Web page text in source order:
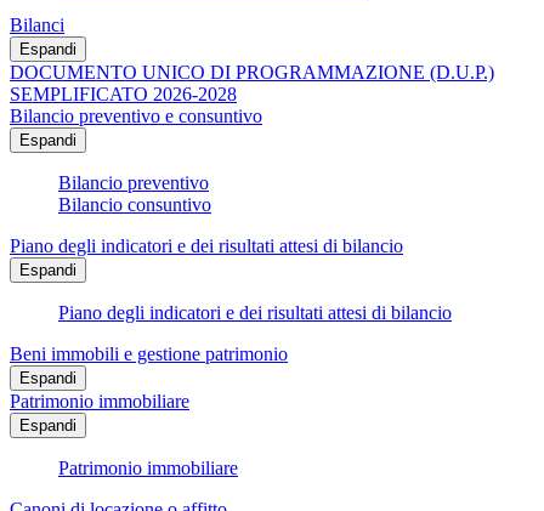
Bilanci
Espandi
DOCUMENTO UNICO DI PROGRAMMAZIONE (D.U.P.)
SEMPLIFICATO 2026-2028
Bilancio preventivo e consuntivo
Espandi
Bilancio preventivo
Bilancio consuntivo
Piano degli indicatori e dei risultati attesi di bilancio
Espandi
Piano degli indicatori e dei risultati attesi di bilancio
Beni immobili e gestione patrimonio
Espandi
Patrimonio immobiliare
Espandi
Patrimonio immobiliare